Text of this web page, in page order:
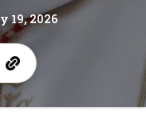
19, 2026